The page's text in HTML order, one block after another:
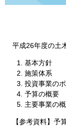
本
平成26年度の土
基本方針
施策体系
投資事業の
予算の概要
主要事業の
【参考資料】予